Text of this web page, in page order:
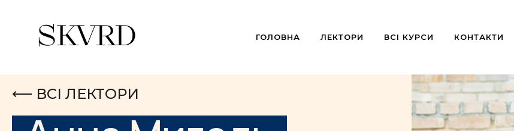
ГОЛОВНА ЛЕКТОРИ ВСІ КУРСИ КОНТАКТИ
⟵ ВСІ ЛЕКТОРИ